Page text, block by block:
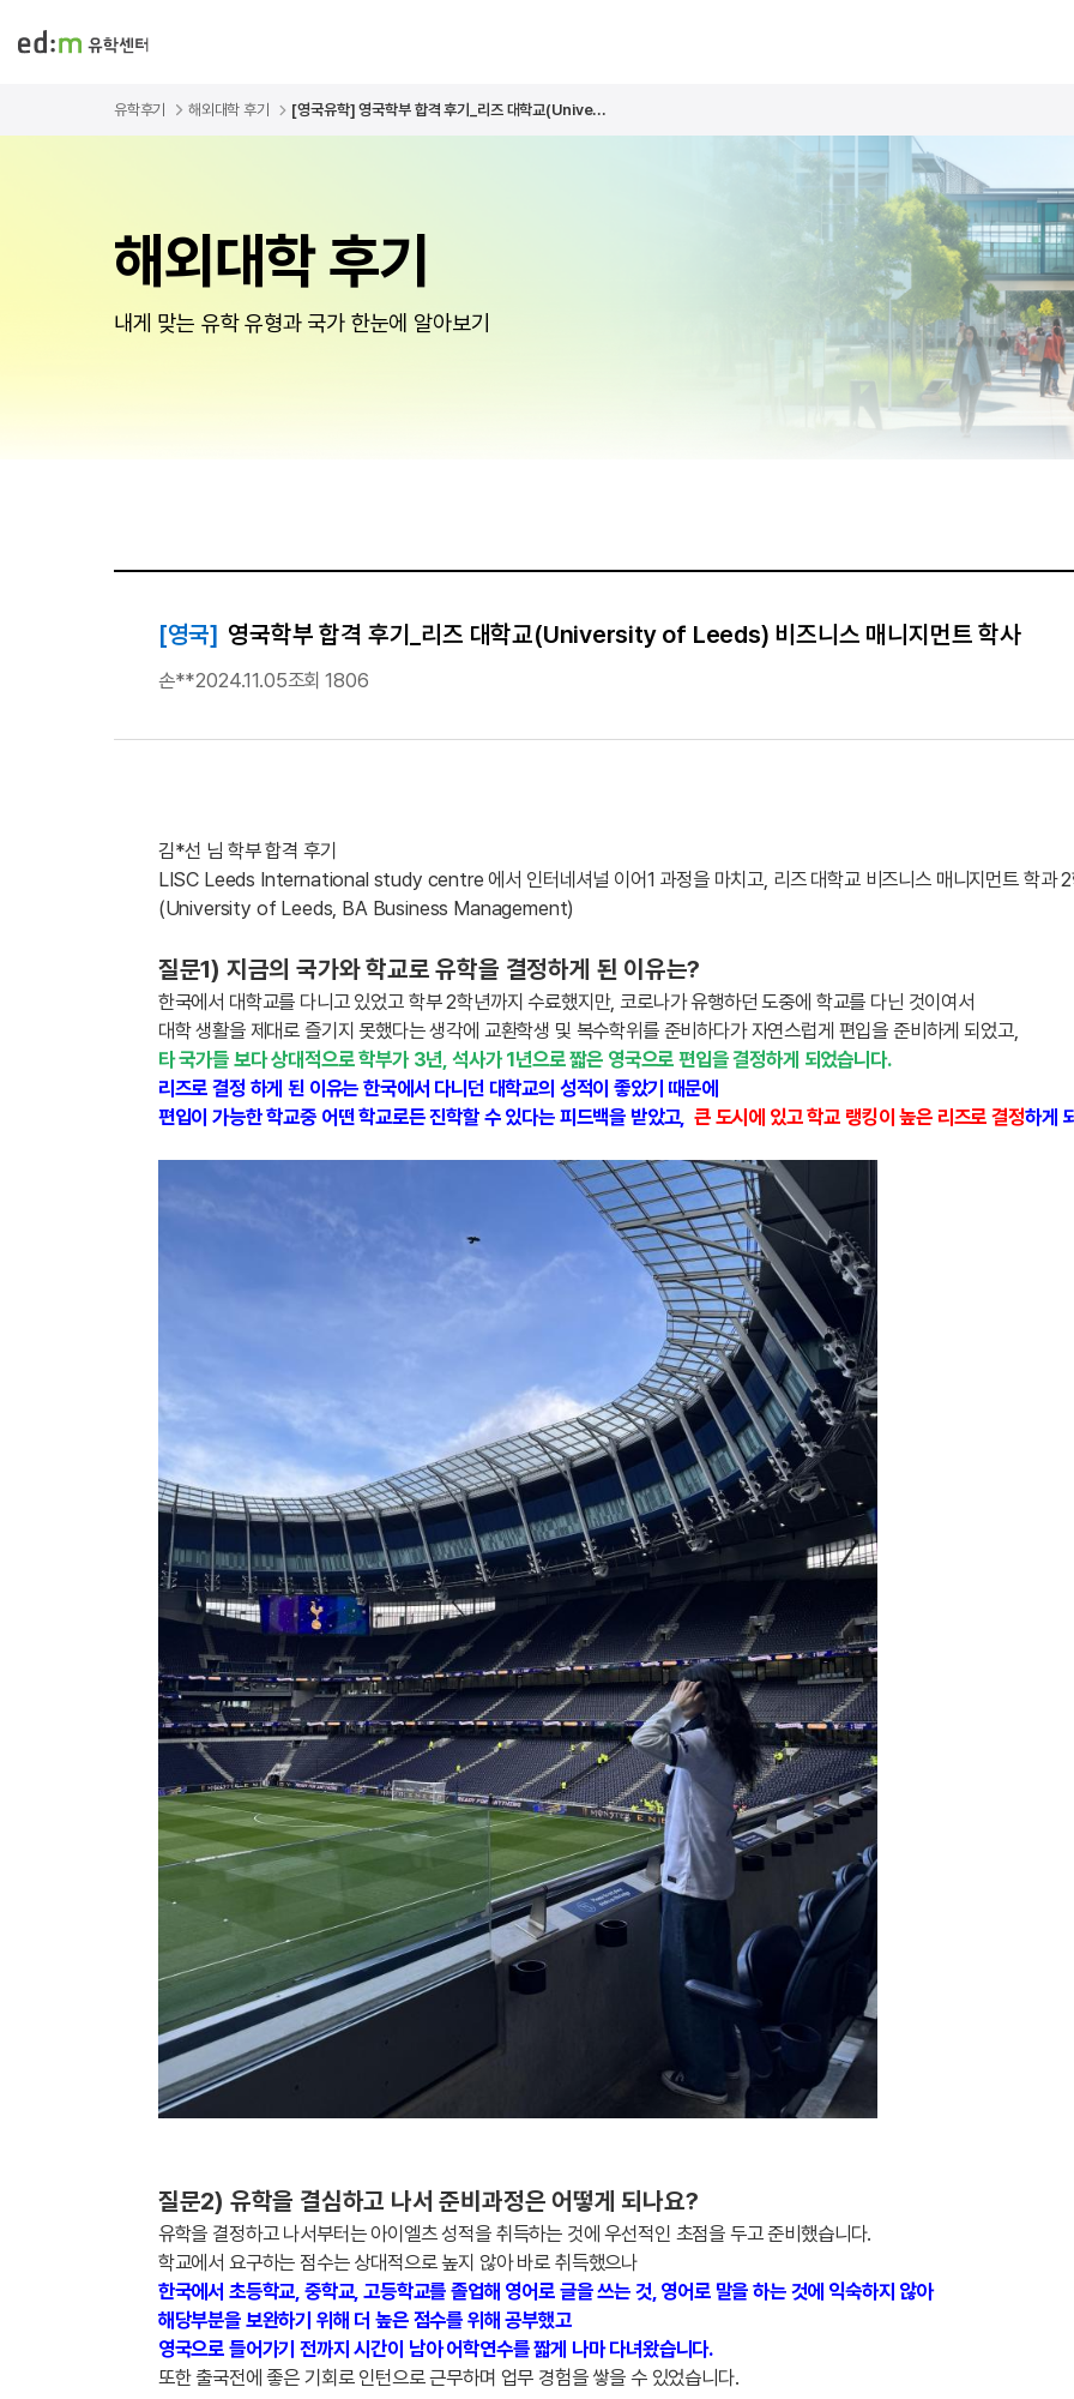
유학후기 해외대학 후기 [영국유학] 영국학부 합격 후기_리즈 대학교(Unive...
해외대학 후기
내게 맞는 유학 유형과 국가 한눈에 알아보기
[영국] 영국학부 합격 후기_리즈 대학교(University of Leeds) 비즈니스 매니지먼트 학사
손**2024.11.05조회 1806
김*선 님 학부 합격 후기
LISC Leeds International study centre 에서 인터네셔널 이어1 과정을 마치고, 리즈 대학교 비즈니스 매니지먼트 학과 2
(University of Leeds, BA Business Management)
질문1) 지금의 국가와 학교로 유학을 결정하게 된 이유는?
한국에서 대학교를 다니고 있었고 학부 2학년까지 수료했지만, 코로나가 유행하던 도중에 학교를 다닌 것이여서
대학 생활을 제대로 즐기지 못했다는 생각에 교환학생 및 복수학위를 준비하다가 자연스럽게 편입을 준비하게 되었고,
타 국가들 보다 상대적으로 학부가 3년, 석사가 1년으로 짧은 영국으로 편입을 결정하게 되었습니다.
리즈로 결정 하게 된 이유는 한국에서 다니던 대학교의 성적이 좋았기 때문에
편입이 가능한 학교중 어떤 학교로든 진학할 수 있다는 피드백을 받았고, 큰 도시에 있고 학교 랭킹이 높은 리즈로 결정하게
질문2) 유학을 결심하고 나서 준비과정은 어떻게 되나요?
유학을 결정하고 나서부터는 아이엘츠 성적을 취득하는 것에 우선적인 초점을 두고 준비했습니다.
학교에서 요구하는 점수는 상대적으로 높지 않아 바로 취득했으나
한국에서 초등학교, 중학교, 고등학교를 졸업해 영어로 글을 쓰는 것, 영어로 말을 하는 것에 익숙하지 않아
해당부분을 보완하기 위해 더 높은 점수를 위해 공부했고
영국으로 들어가기 전까지 시간이 남아 어학연수를 짧게 나마 다녀왔습니다.
또한 출국전에 좋은 기회로 인턴으로 근무하며 업무 경험을 쌓을 수 있었습니다.